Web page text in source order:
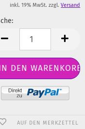
inkl. 19% MwSt. zzgl.Versand
AUF DEN MERKZETTEL